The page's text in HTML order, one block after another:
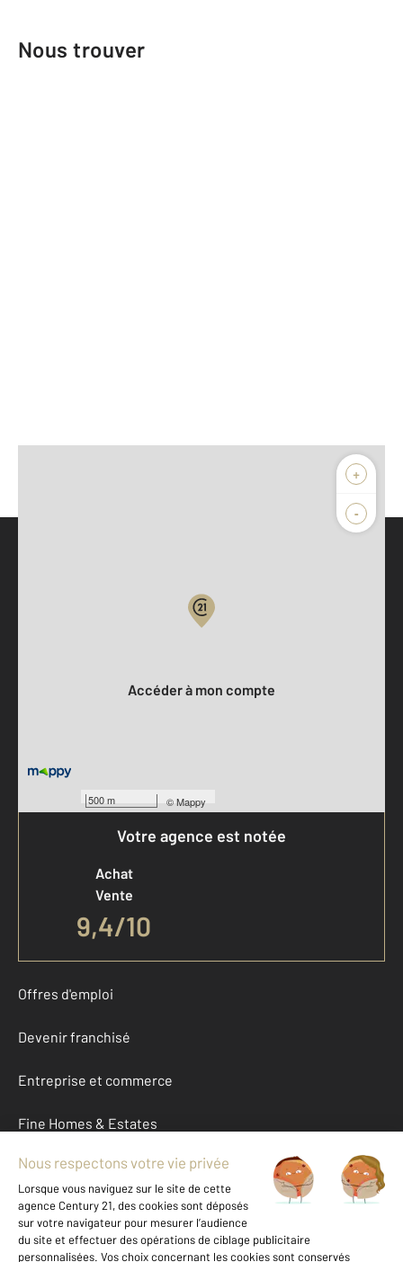
Nous trouver
+
-
500 m ©Mappy
Accéder à mon compte
Votre agence est notée
Achat
Vente
9,4/10
Offres d'emploi
Devenir franchisé
Entreprise et commerce
Fine Homes & Estates
À propos
International
Nous contacter